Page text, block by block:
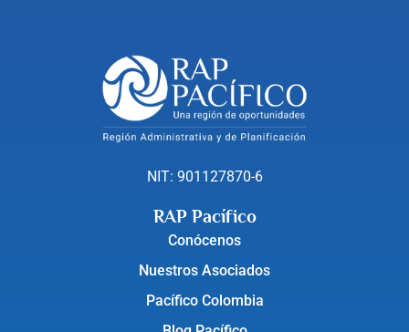
NIT: 901127870-6
RAP Pacífico
Conócenos
Nuestros Asociados
Pacífico Colombia